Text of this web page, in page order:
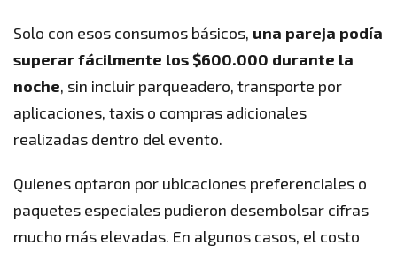
Solo con esos consumos básicos, una pareja podía
superar fácilmente los $600.000 durante la
noche, sin incluir parqueadero, transporte por
aplicaciones, taxis o compras adicionales
realizadas dentro del evento.
Quienes optaron por ubicaciones preferenciales o
paquetes especiales pudieron desembolsar cifras
mucho más elevadas. En algunos casos, el costo